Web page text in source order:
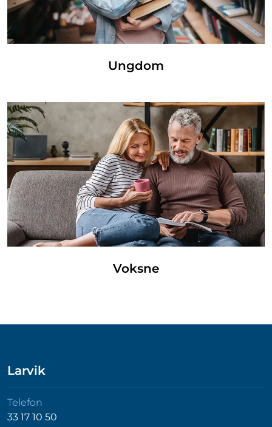
Ungdom
Voksne
Larvik
Telefon
33 17 10 50